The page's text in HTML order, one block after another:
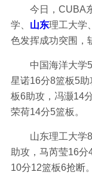
今日，CUBA
学、 山东理工大学
色发挥成功突围，
中国海洋大学
星诺16分8篮板5
板6助攻，冯灏14
荣荷14分5篮板。
山东理工大学
助攻，马芮莹16
10分12篮板6抢断